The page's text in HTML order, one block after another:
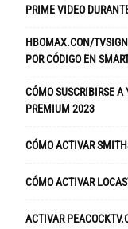
PRIME VIDEO
HBOMAX.CON/
POR CÓDIGO EN
CÓMO SUSCRIBIRSE A
PREMIUM 2023
CÓMO ACTIVAR
CÓMO ACTIVAR
ACTIVAR